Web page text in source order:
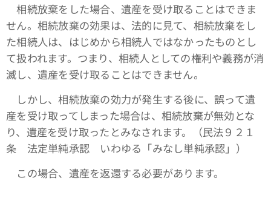
相続放棄をした場合、遺産を受け取ることはできま
せん。相続放棄の効果は、法的に見て、相続放棄をし
た相続人は、はじめから相続人ではなかったものとし
て扱われます。つまり、相続人としての権利や義務が消
滅し、遺産を受け取ることはできません。
しかし、相続放棄の効力が発生する後に、誤って遺
産を受け取ってしまった場合は、相続放棄が無効とな
り、遺産を受け取ったとみなされます。（民法９２１
条 法定単純承認 いわゆる「みなし単純承認」）
この場合、遺産を返還する必要があります。